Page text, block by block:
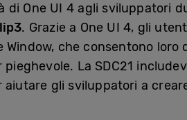
One UI 4 agli sviluppatori
. Grazie a One UI 4, gli
che consentono
La SDC21
gli sviluppatori a